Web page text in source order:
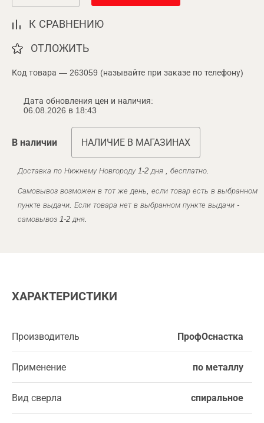
К СРАВНЕНИЮ
ОТЛОЖИТЬ
Код товара — 263059 (называйте при заказе по телефону)
Дата обновления цен и наличия:
06.08.2026 в 18:43
В наличии НАЛИЧИЕ В МАГАЗИНАХ
Доставка по Нижнему Новгороду 1-2 дня , бесплатно.
Самовывоз возможен в тот же день, если товар есть в выбранном
пункте выдачи. Если товара нет в выбранном пункте выдачи -
самовывоз 1-2 дня.
ХАРАКТЕРИСТИКИ
Производитель ПрофОснастка
Применение по металлу
Вид сверла спиральное